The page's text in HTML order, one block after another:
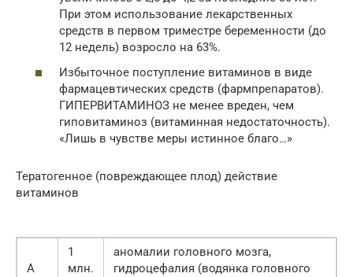
При этом использование лекарственных
средств в первом триместре беременности (до
12 недель) возросло на 63%.
Избыточное поступление витаминов в виде
фармацевтических средств (фармпрепаратов).
ГИПЕРВИТАМИНОЗ не менее вреден, чем
гиповитаминоз (витаминная недостаточность).
«Лишь в чувстве меры истинное благо…»
Тератогенное (повреждающее плод) действие
витаминов
A
1
млн.
аномалии головного мозга,
гидроцефалия (водянка головного